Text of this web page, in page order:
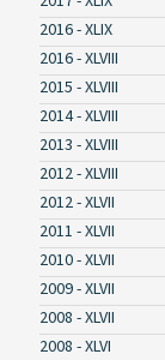
2016 - XLIX
2016 - XLVIII
2015 - XLVIII
2014 - XLVIII
2013 - XLVIII
2012 - XLVIII
2012 - XLVII
2011 - XLVII
2010 - XLVII
2009 - XLVII
2008 - XLVII
2008 - XLVI